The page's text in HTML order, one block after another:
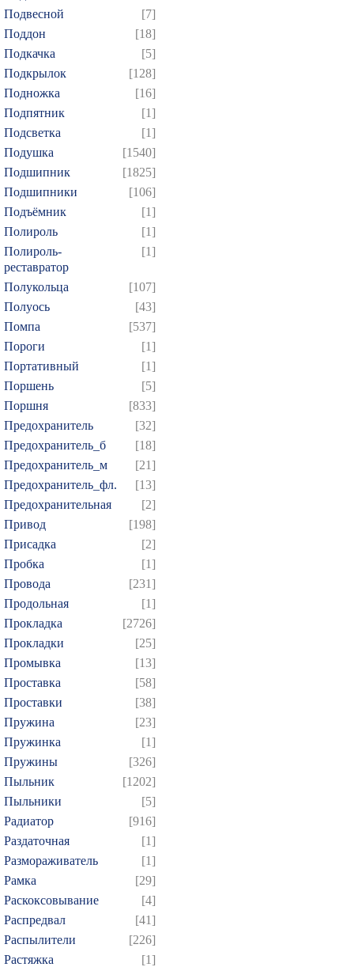
Подвесной
[7]
Поддон
[18]
Подкачка
[5]
Подкрылок
[128]
Подножка
[16]
Подпятник
[1]
Подсветка
[1]
Подушка
[1540]
Подшипник
[1825]
Подшипники
[106]
Подъёмник
[1]
Полироль
[1]
Полироль-
реставратор
[1]
Полукольца
[107]
Полуось
[43]
Помпа
[537]
Пороги
[1]
Портативный
[1]
Поршень
[5]
Поршня
[833]
Предохранитель
[32]
Предохранитель_б
[18]
Предохранитель_м
[21]
Предохранитель_фл.
[13]
Предохранительная
[2]
Привод
[198]
Присадка
[2]
Пробка
[1]
Провода
[231]
Продольная
[1]
Прокладка
[2726]
Прокладки
[25]
Промывка
[13]
Проставка
[58]
Проставки
[38]
Пружина
[23]
Пружинка
[1]
Пружины
[326]
Пыльник
[1202]
Пыльники
[5]
Радиатор
[916]
Раздаточная
[1]
Размораживатель
[1]
Рамка
[29]
Раскоксовывание
[4]
Распредвал
[41]
Распылители
[226]
Растяжка
[1]